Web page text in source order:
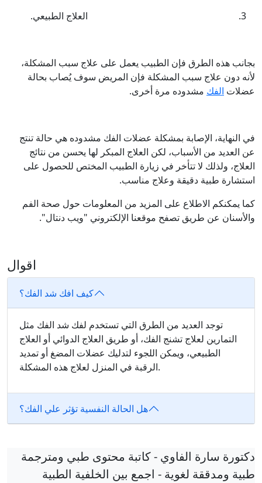
العلاج الطبيعي.
بجانب هذه الطرق فإن الطبيب يعمل على علاج سبب المشكلة،
لأنه دون علاج سبب المشكلة فإن المريض سوف يُصاب بحالة
عضلات الفك مشدوده مرة أخرى.
في النهاية، الإصابة بمشكلة عضلات الفك مشدوده هي حالة تنتج
عن العديد من الأسباب، لكن العلاج المبكر لها يحسن من نتائج
العلاج، ولذلك لا تتأخر في زيارة الطبيب المختص للحصول على
استشارة طبية دقيقة وعلاج مناسب.
كما يمكنكم الاطلاع على المزيد من المعلومات حول صحة الفم
والأسنان عن طريق تصفح موقعنا الإلكتروني "ويب دنتال".
اقوال
كيف افك شد الفك؟
توجد العديد من الطرق التي تستخدم لفك شد الفك مثل
التمارين لعلاج تشنج الفك، أو طريق العلاج الدوائي أو العلاج
الطبيعي، ويمكن اللجوء لتدليك عضلات المضغ أو تمديد
الرقبة في المنزل لعلاج هذه المشكلة.
هل الحالة النفسية تؤثر علي الفك؟
دكتورة سارة الفاوي - كاتبة محتوى طبي ومترجمة
طبية ومدققة لغوية - اجمع بين الخلفية الطبية